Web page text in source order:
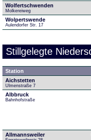
Wolfertschwenden
Molkereiweg
Wolpertswende
Aulendorfer Str. 17
Stillgelegte
Station
Aichstetten
Ulmenstraße 7
Albbruck
Bahnhofstraße
Allmannsweiler